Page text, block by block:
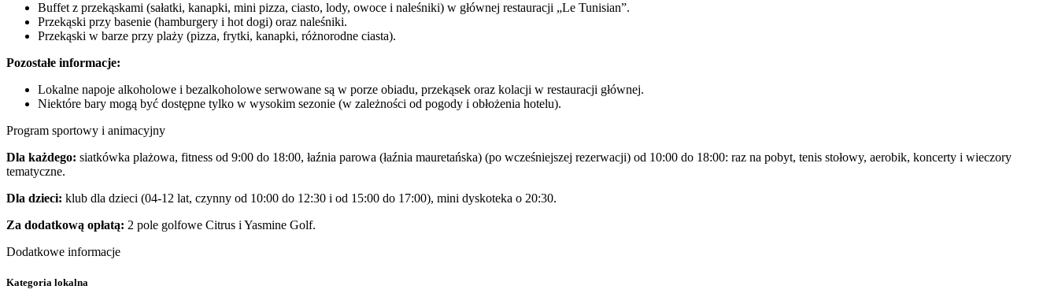
Buffet z przekąskami (sałatki, kanapki, mini pizza, ciasto, lody, owoce i naleśniki) w głównej restauracji „Le Tunisian”.
Przekąski przy basenie (hamburgery i hot dogi) oraz naleśniki.
Przekąski w barze przy plaży (pizza, frytki, kanapki, różnorodne ciasta).
Pozostałe informacje:
Lokalne napoje alkoholowe i bezalkoholowe serwowane są w porze obiadu, przekąsek oraz kolacji w restauracji głównej.
Niektóre bary mogą być dostępne tylko w wysokim sezonie (w zależności od pogody i obłożenia hotelu).
Program sportowy i animacyjny
Dla każdego: siatkówka plażowa, fitness od 9:00 do 18:00, łaźnia parowa (łaźnia mauretańska) (po wcześniejszej rezerwacji) od 10:00 do 18:00: raz na pobyt, tenis stołowy, aerobik, koncerty i wieczory
tematyczne.
Dla dzieci: klub dla dzieci (04-12 lat, czynny od 10:00 do 12:30 i od 15:00 do 17:00), mini dyskoteka o 20:30.
Za dodatkową opłatą: 2 pole golfowe Citrus i Yasmine Golf.
Dodatkowe informacje
Kategoria lokalna